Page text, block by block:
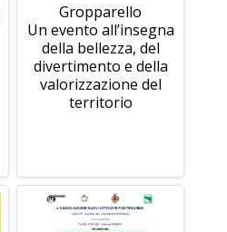
Gropparello
Un evento all’insegna
della bellezza, del
divertimento e della
valorizzazione del
territorio